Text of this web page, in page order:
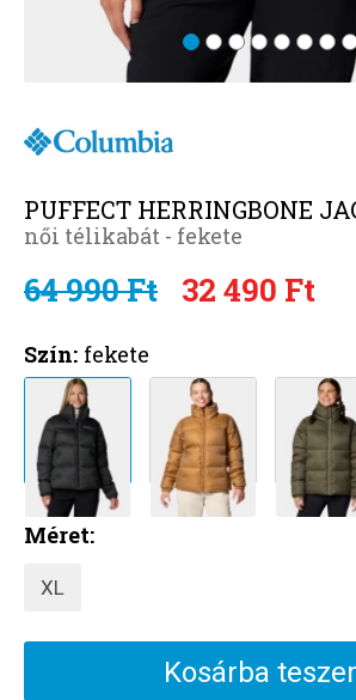
PUFFECT HERRINGBONE
női télikabát - fekete
64 990 Ft 32 490 Ft
Szín: fekete
Méret:
XL
Kosárba